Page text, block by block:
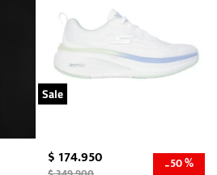
Sale
$174.950 -50 %